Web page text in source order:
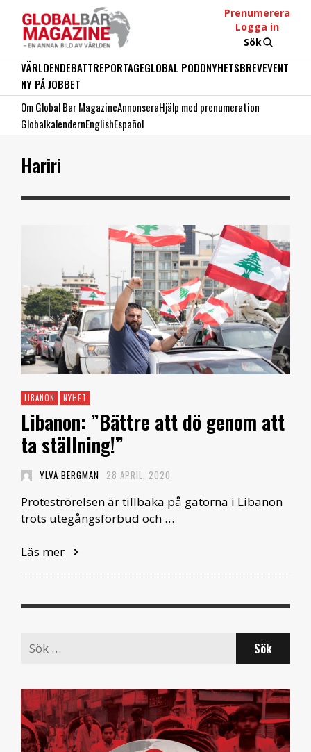
Prenumerera
Logga in
Sök
VÄRLDENDEBATTREPORTAGEGLOBAL PODDNYHETSBREVEVENT
NY PÅ JOBBET
Om Global Bar MagazineAnnonseraHjälp med prenumeration
GlobalkalendernEnglishEspañol
Hariri
LIBANON NYHET
Libanon: ”Bättre att dö genom att
ta ställning!”
YLVA BERGMAN 28 APRIL, 2020
Proteströrelsen är tillbaka på gatorna i Libanon
trots utegångsförbud och …
Läs mer
Search
for: